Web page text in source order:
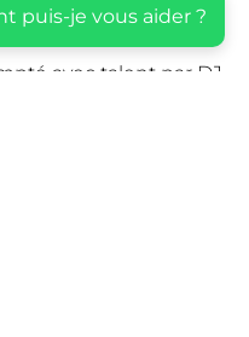
puis-je vous aider ?
sous forme de
avec talent par DJ